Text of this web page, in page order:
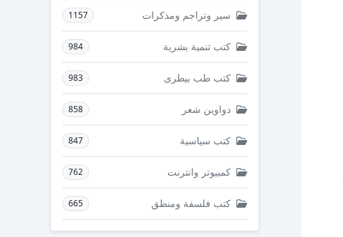
سير وتراجم ومذكرات 1157
كتب تنمية بشرية 984
كتب طب بيطرى 983
دواوين شعر 858
كتب سياسية 847
كمبيوتر وانترنت 762
كتب فلسفة ومنطق 665